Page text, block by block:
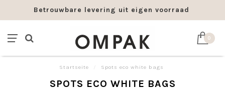
Betrouwbare levering uit eigen voorraad
0
Startseite Spots eco white bags
SPOTS ECO WHITE BAGS